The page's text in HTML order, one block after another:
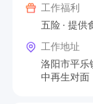
工作福利
五险
提供
工作地址
洛阳市平乐
中再生对面